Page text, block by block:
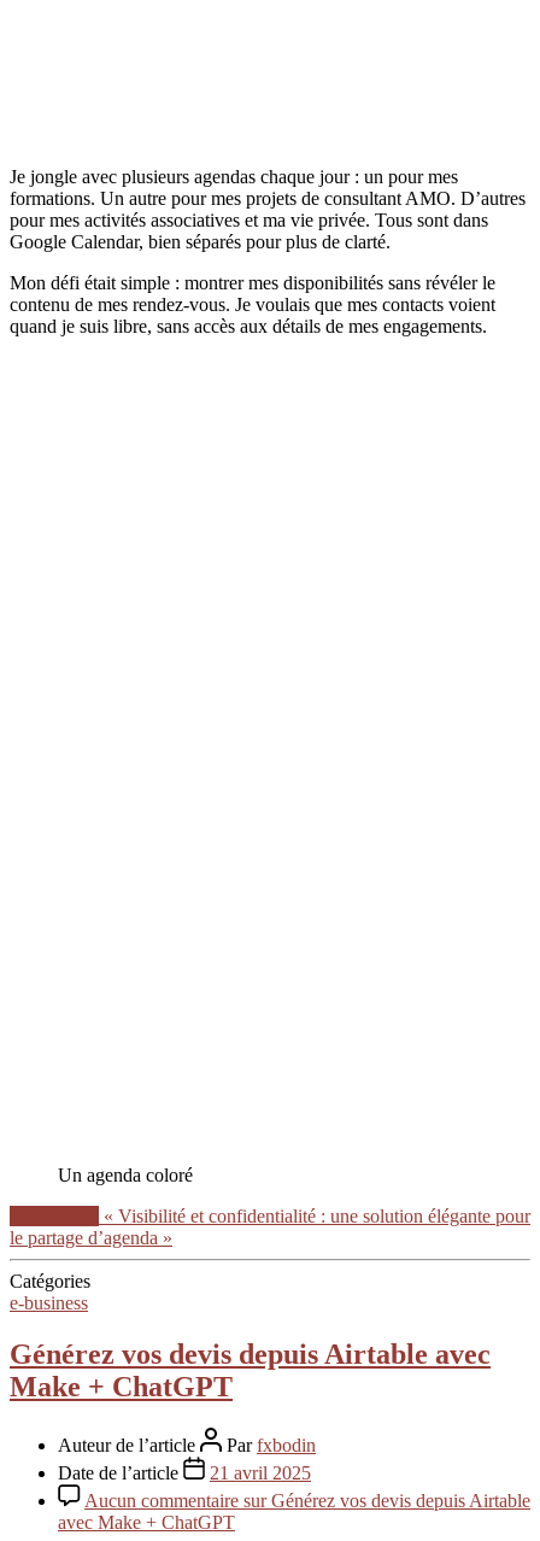
Je jongle avec plusieurs agendas chaque jour : un pour mes
formations. Un autre pour mes projets de consultant AMO. D’autres
pour mes activités associatives et ma vie privée. Tous sont dans
Google Calendar, bien séparés pour plus de clarté.
Mon défi était simple : montrer mes disponibilités sans révéler le
contenu de mes rendez-vous. Je voulais que mes contacts voient
quand je suis libre, sans accès aux détails de mes engagements.
Un agenda coloré
« Visibilité et confidentialité : une solution élégante pour
le partage d’agenda »
Catégories
e-business
Générez vos devis depuis Airtable avec
Make + ChatGPT
Auteur de l’article Parfxbodin
Date de l’article
21 avril 2025
Aucun commentaire sur Générez vos devis depuis Airtable
avec Make + ChatGPT